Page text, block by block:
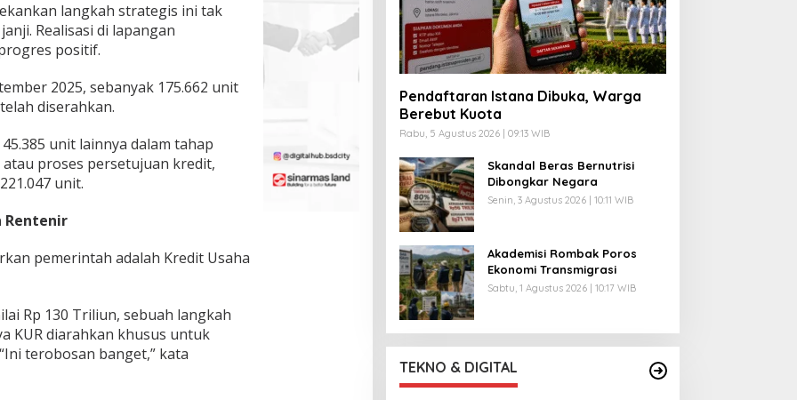
langkah strategis ini tak
Realisasi di lapangan
positif.
2025, sebanyak 175.662 unit
diserahkan.
unit lainnya dalam tahap
proses persetujuan kredit,
unit.
Rentenir
pemerintah adalah Kredit Usaha
Rp 130 Triliun, sebuah langkah
KUR diarahkan khusus untuk
terobosan banget,” kata
Pendaftaran Istana Dibuka, Warga
Berebut Kuota
Rabu, 5 Agustus 2026 | 09:13 WIB
Skandal Beras Bernutrisi
Dibongkar Negara
Senin, 3 Agustus 2026 | 10:11 WIB
Akademisi Rombak Poros
Ekonomi Transmigrasi
Sabtu, 1 Agustus 2026 | 10:17 WIB
TEKNO & DIGITAL